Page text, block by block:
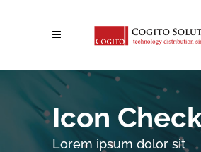
Icon
Lorem ipsum dolor sit